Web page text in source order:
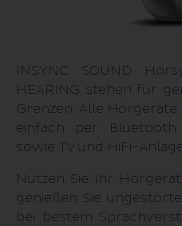
INSYNC SOUND
HEARING stehen für
Grenzen. Alle
einfach per
sowie TV und HiFi-
Nutzen Sie Ihr
genießen Sie
bei bestem